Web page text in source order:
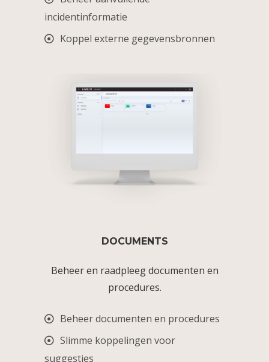
incidentinformatie
Koppel externe gegevensbronnen
DOCUMENTS
Beheer en raadpleeg documenten en
procedures.
Beheer documenten en procedures
Slimme koppelingen voor
suggesties